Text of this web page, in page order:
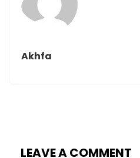
Akhfa
LEAVE A COMMENT